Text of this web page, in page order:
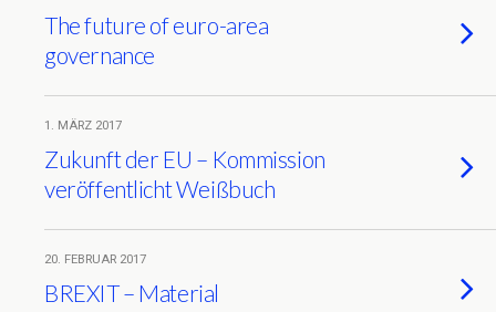
The future of euro-area
governance
1. MÄRZ 2017
Zukunft der EU – Kommission
veröffentlicht Weißbuch
20. FEBRUAR 2017
BREXIT – Material